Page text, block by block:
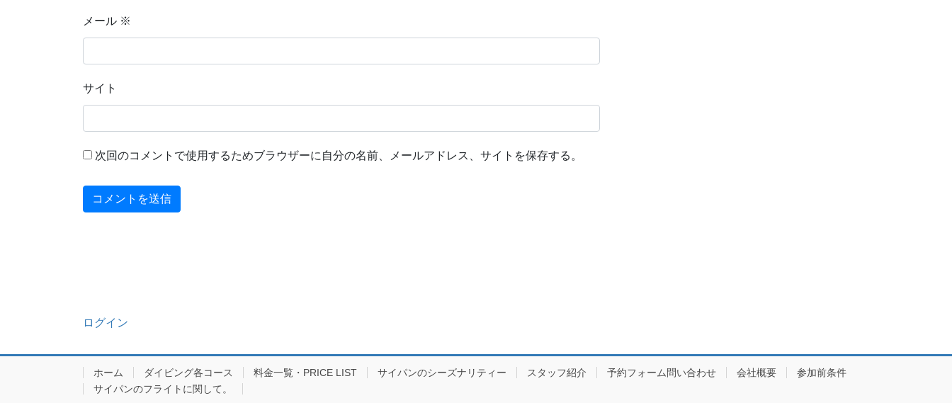
メール ※
サイト
次回のコメントで使用するためブラウザーに自分の名前、メールアドレス、サイトを保存する。
ログイン
ホーム ダイビング各コース 料金一覧・PRICE LIST サイパンのシーズナリティー スタッフ紹介 予約フォーム問い合わせ 会社概要
参加前条件
サイパンのフライトに関して。